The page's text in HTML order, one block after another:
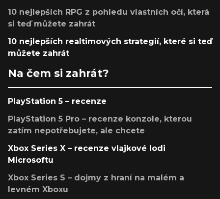
10 nejlepších RPG z pohledu vlastních očí, která
si teď můžete zahrát
10 nejlepších realtimových strategií, které si teď
můžete zahrát
Na čem si zahrát?
PlayStation 5 – recenze
PlayStation 5 Pro – recenze konzole, kterou
zatím nepotřebujete, ale chcete
Xbox Series X – recenze vlajkové lodi
Microsoftu
Xbox Series S – dojmy z hraní na malém a
levném Xboxu